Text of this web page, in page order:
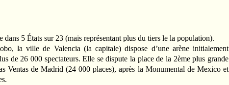
dans 5 États sur 23 (mais représentant plus du tiers le la population).
la ville de Valencia (la capitale) dispose d’une arène initialement
de 26 000 spectateurs. Elle se dispute la place de la 2ème plus grande
Ventas de Madrid (24 000 places), après la Monumental de Mexico et